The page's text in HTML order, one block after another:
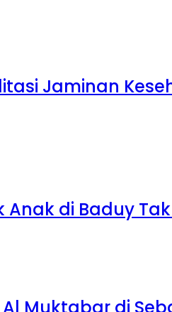
Jaminan
di Baduy